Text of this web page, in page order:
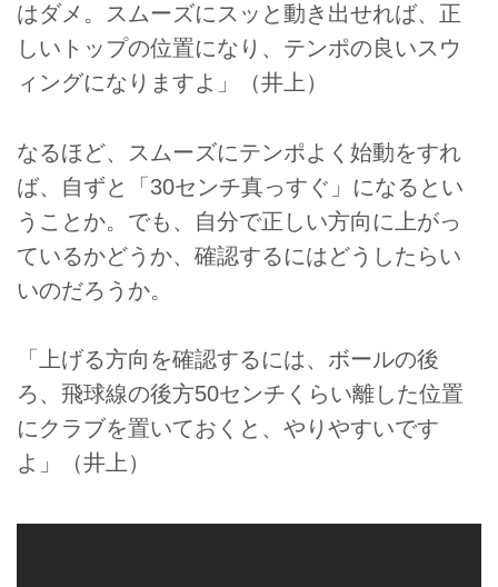
はダメ。スムーズにスッと動き出せれば、正
しいトップの位置になり、テンポの良いスウ
ィングになりますよ」（井上）
なるほど、スムーズにテンポよく始動をすれ
ば、自ずと「30センチ真っすぐ」になるとい
うことか。でも、自分で正しい方向に上がっ
ているかどうか、確認するにはどうしたらい
いのだろうか。
「上げる方向を確認するには、ボールの後
ろ、飛球線の後方50センチくらい離した位置
にクラブを置いておくと、やりやすいです
よ」（井上）